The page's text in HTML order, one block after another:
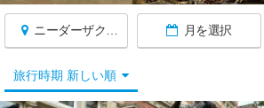
ニーダーザクセン州 月を選択
★
ケ
旅行時期 新しい順